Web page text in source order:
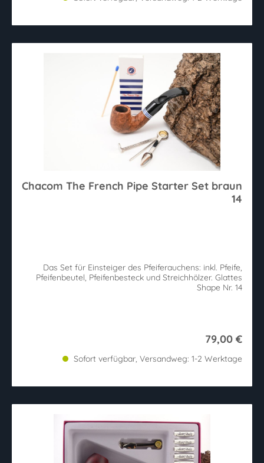
Chacom The French Pipe Starter Set braun
14
Das Set für Einsteiger des Pfeiferauchens: inkl. Pfeife,
Pfeifenbeutel, Pfeifenbesteck und Streichhölzer. Glattes
Shape Nr. 14
79,00 €
Sofort verfügbar, Versandweg: 1-2 Werktage